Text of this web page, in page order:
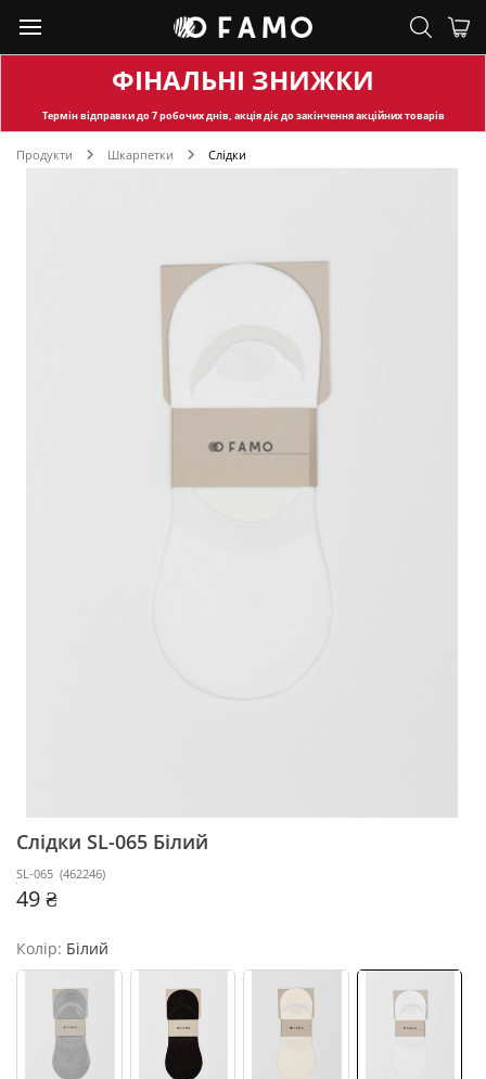
ФІНАЛЬНІ ЗНИЖКИ
Термін відправкидо 7 робочих днів, акція діє до закінчення акційних товарів
Продукти Шкарпетки Слідки
Слідки SL-065 Білий
SL-065 (462246)
49 ₴
Колір: Білий